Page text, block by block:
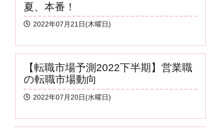
夏、本番！
2022年07月21日(木曜日)
【転職市場予測2022下半期】営業職
の転職市場動向
2022年07月20日(水曜日)